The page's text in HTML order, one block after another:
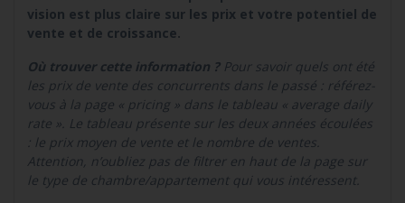
vision est plus claire sur les prix et votre potentiel de
vente et de croissance.
Où trouver cette information ? Pour savoir quels ont été
les prix de vente des concurrents dans le passé : référez-
vous à la page « pricing » dans le tableau « average daily
rate ». Le tableau présente sur les deux années écoulées
: le prix moyen de vente et le nombre de ventes.
Attention, n’oubliez pas de filtrer en haut de la page sur
le type de chambre/appartement qui vous intéressent.